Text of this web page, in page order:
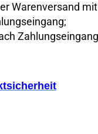
Warenversand